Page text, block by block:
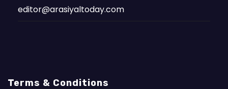
editor@arasiyaltoday.com
Terms & Conditions